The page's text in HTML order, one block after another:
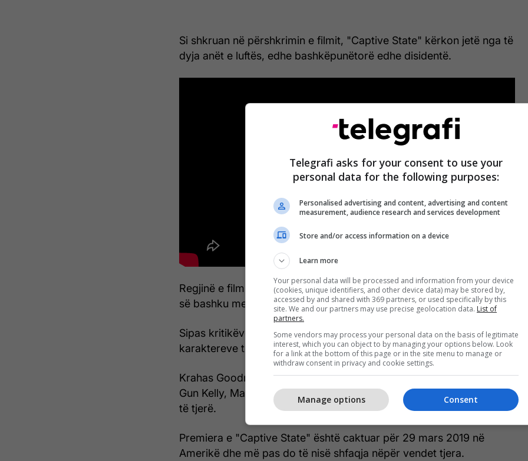
Si shkruan në përshkrimin e filmit, "Captive State" kërkon jetë nga të
dyja anët e luftës, edhe bashkëpunëtorë edhe disidentë.
Regjinë e filmit e ka bërë Rupert Wyatt, ndërsa skenarin e ka shkruar
së bashku me Eric Beeney.
Sipas kritikëve të filmit, "Captive State" është një realizim interesant i
karaktereve të gjalla.
Krahas Goodman dhe Farmiga, pjesë e këtij filmi janë edhe Machine
Gun Kelly, Madeline Breëer, James Ransone, Alan Ruck dhe shumë
të tjerë.
Premiera e "Captive State" është caktuar për 29 mars 2019 në
Amerikë dhe më pas do të nisë shfaqja nëpër vendet tjera.
Telegrafi asks for your consent to use your
personal data for the following purposes:
Personalised advertising and content, advertising and content
measurement, audience research and services development
Store and/or access information on a device
Learn more
Your personal data will be processed and information from your device
(cookies, unique identifiers, and other device data) may be stored by,
accessed by and shared with 369 partners, or used specifically by this
site. We and our partners may use precise geolocation data. List of
partners.
Some vendors may process your personal data on the basis of legitimate
interest, which you can object to by managing your options below. Look
for a link at the bottom of this page or in the site menu to manage or
withdraw consent in privacy and cookie settings.
Consent
Manage options